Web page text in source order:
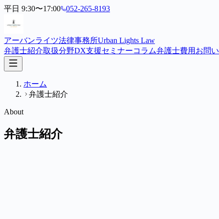
平日 9:30〜17:00 052-265-8193
アーバンライツ法律事務所Urban Lights Law
弁護士紹介取扱分野DX支援セミナーコラム弁護士費用 お問
ホーム
弁護士紹介
About
弁護士紹介